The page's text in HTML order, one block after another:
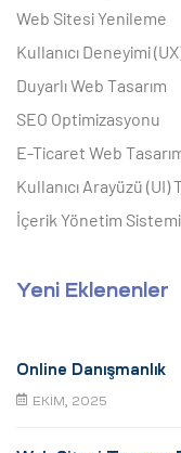
Web Sitesi Yenileme
Kullanıcı Deneyimi
Duyarlı Web Tasarım
SEO Optimizasyonu
E-Ticaret Web
Kullanıcı Arayüzü (UI)
İçerik Yönetim
Yeni Eklenenler
Online Danışmanlık
EKIM, 2025